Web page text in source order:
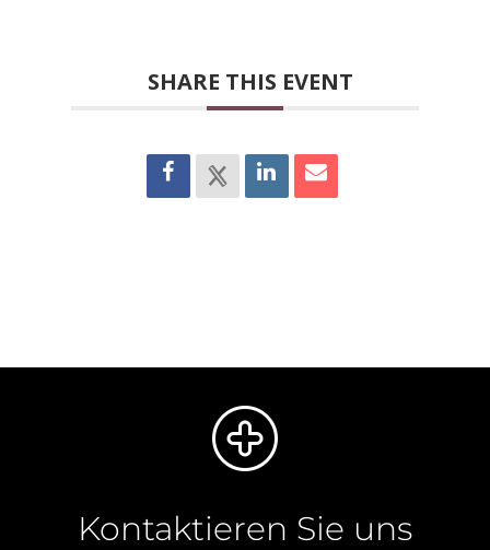
SHARE THIS EVENT
Kontaktieren Sie uns